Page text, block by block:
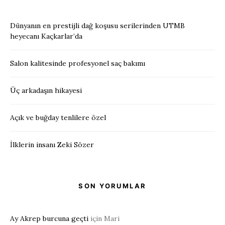
Dünyanın en prestijli dağ koşusu serilerinden UTMB
heyecanı Kaçkarlar’da
Salon kalitesinde profesyonel saç bakımı
Üç arkadaşın hikayesi
Açık ve buğday tenlilere özel
İlklerin insanı Zeki Sözer
SON YORUMLAR
Ay Akrep burcuna geçti için Mari